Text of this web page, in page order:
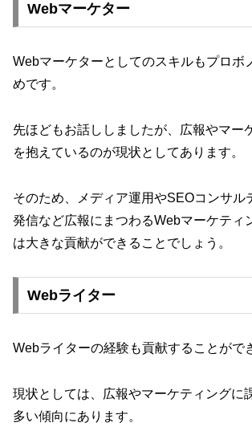
Webマーケター
Webマーケターとしてのスキルもプロボ
めです。
先ほどもお話ししましたが、広報やマー
を抱えているのが現状としてあります。
そのため、メディア運用やSEOコンサル
発信など広報にまつわるWebマーケティ
は大きな貢献ができることでしょう。
Webライター
Webライターの経験も貢献することがで
現状としては、広報やマーケティングに
多い傾向にあります。